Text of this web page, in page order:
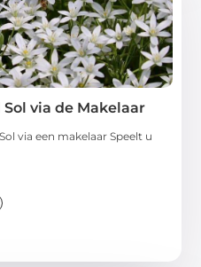
via de Makelaar
via een makelaar Speelt u